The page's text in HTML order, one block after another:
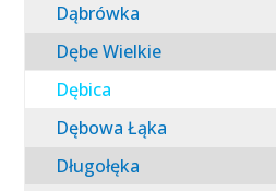
Dąbrówka
Dębe Wielkie
Dębica
Dębowa Łąka
Długołęka